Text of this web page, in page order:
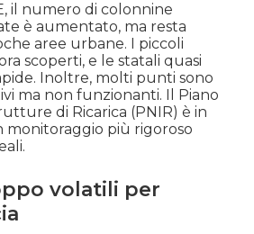
il numero di colonnine
è aumentato, ma resta
aree urbane. I piccoli
scoperti, e le statali quasi
Inoltre, molti punti sono
ma non funzionanti. Il Piano
di Ricarica (PNIR) è in
monitoraggio più rigoroso
volatili per